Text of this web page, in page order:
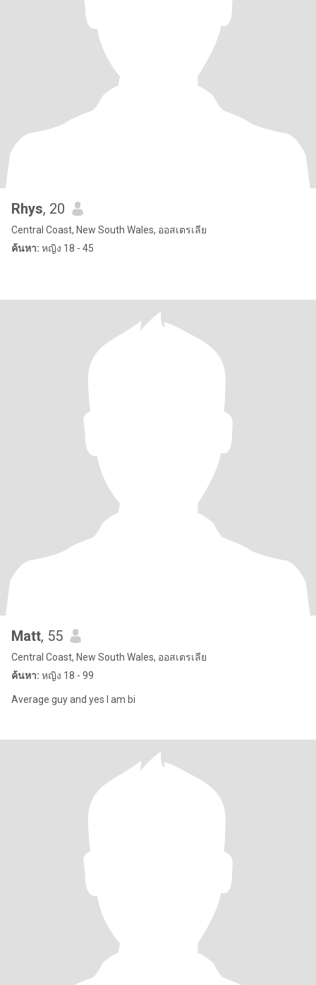
Rhys, 20
Central Coast, New South Wales, ออสเตรเลีย
ค้นหา: หญิง 18 - 45
Matt, 55
Central Coast, New South Wales, ออสเตรเลีย
ค้นหา: หญิง 18 - 99
Average guy and yes I am bi